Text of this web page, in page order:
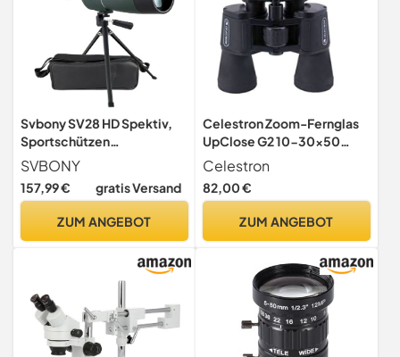
Svbony SV28 HD Spektiv,
Sportschützen
Vogelbeobachtung 25-
75x70 mit Stativ
SVBONY
157,99 € gratis Versand
ZUM ANGEBOT
Celestron Zoom-Fernglas
UpClose G2 10-30x50
Zoom-Porro
Celestron
82,00 €
ZUM ANGEBOT